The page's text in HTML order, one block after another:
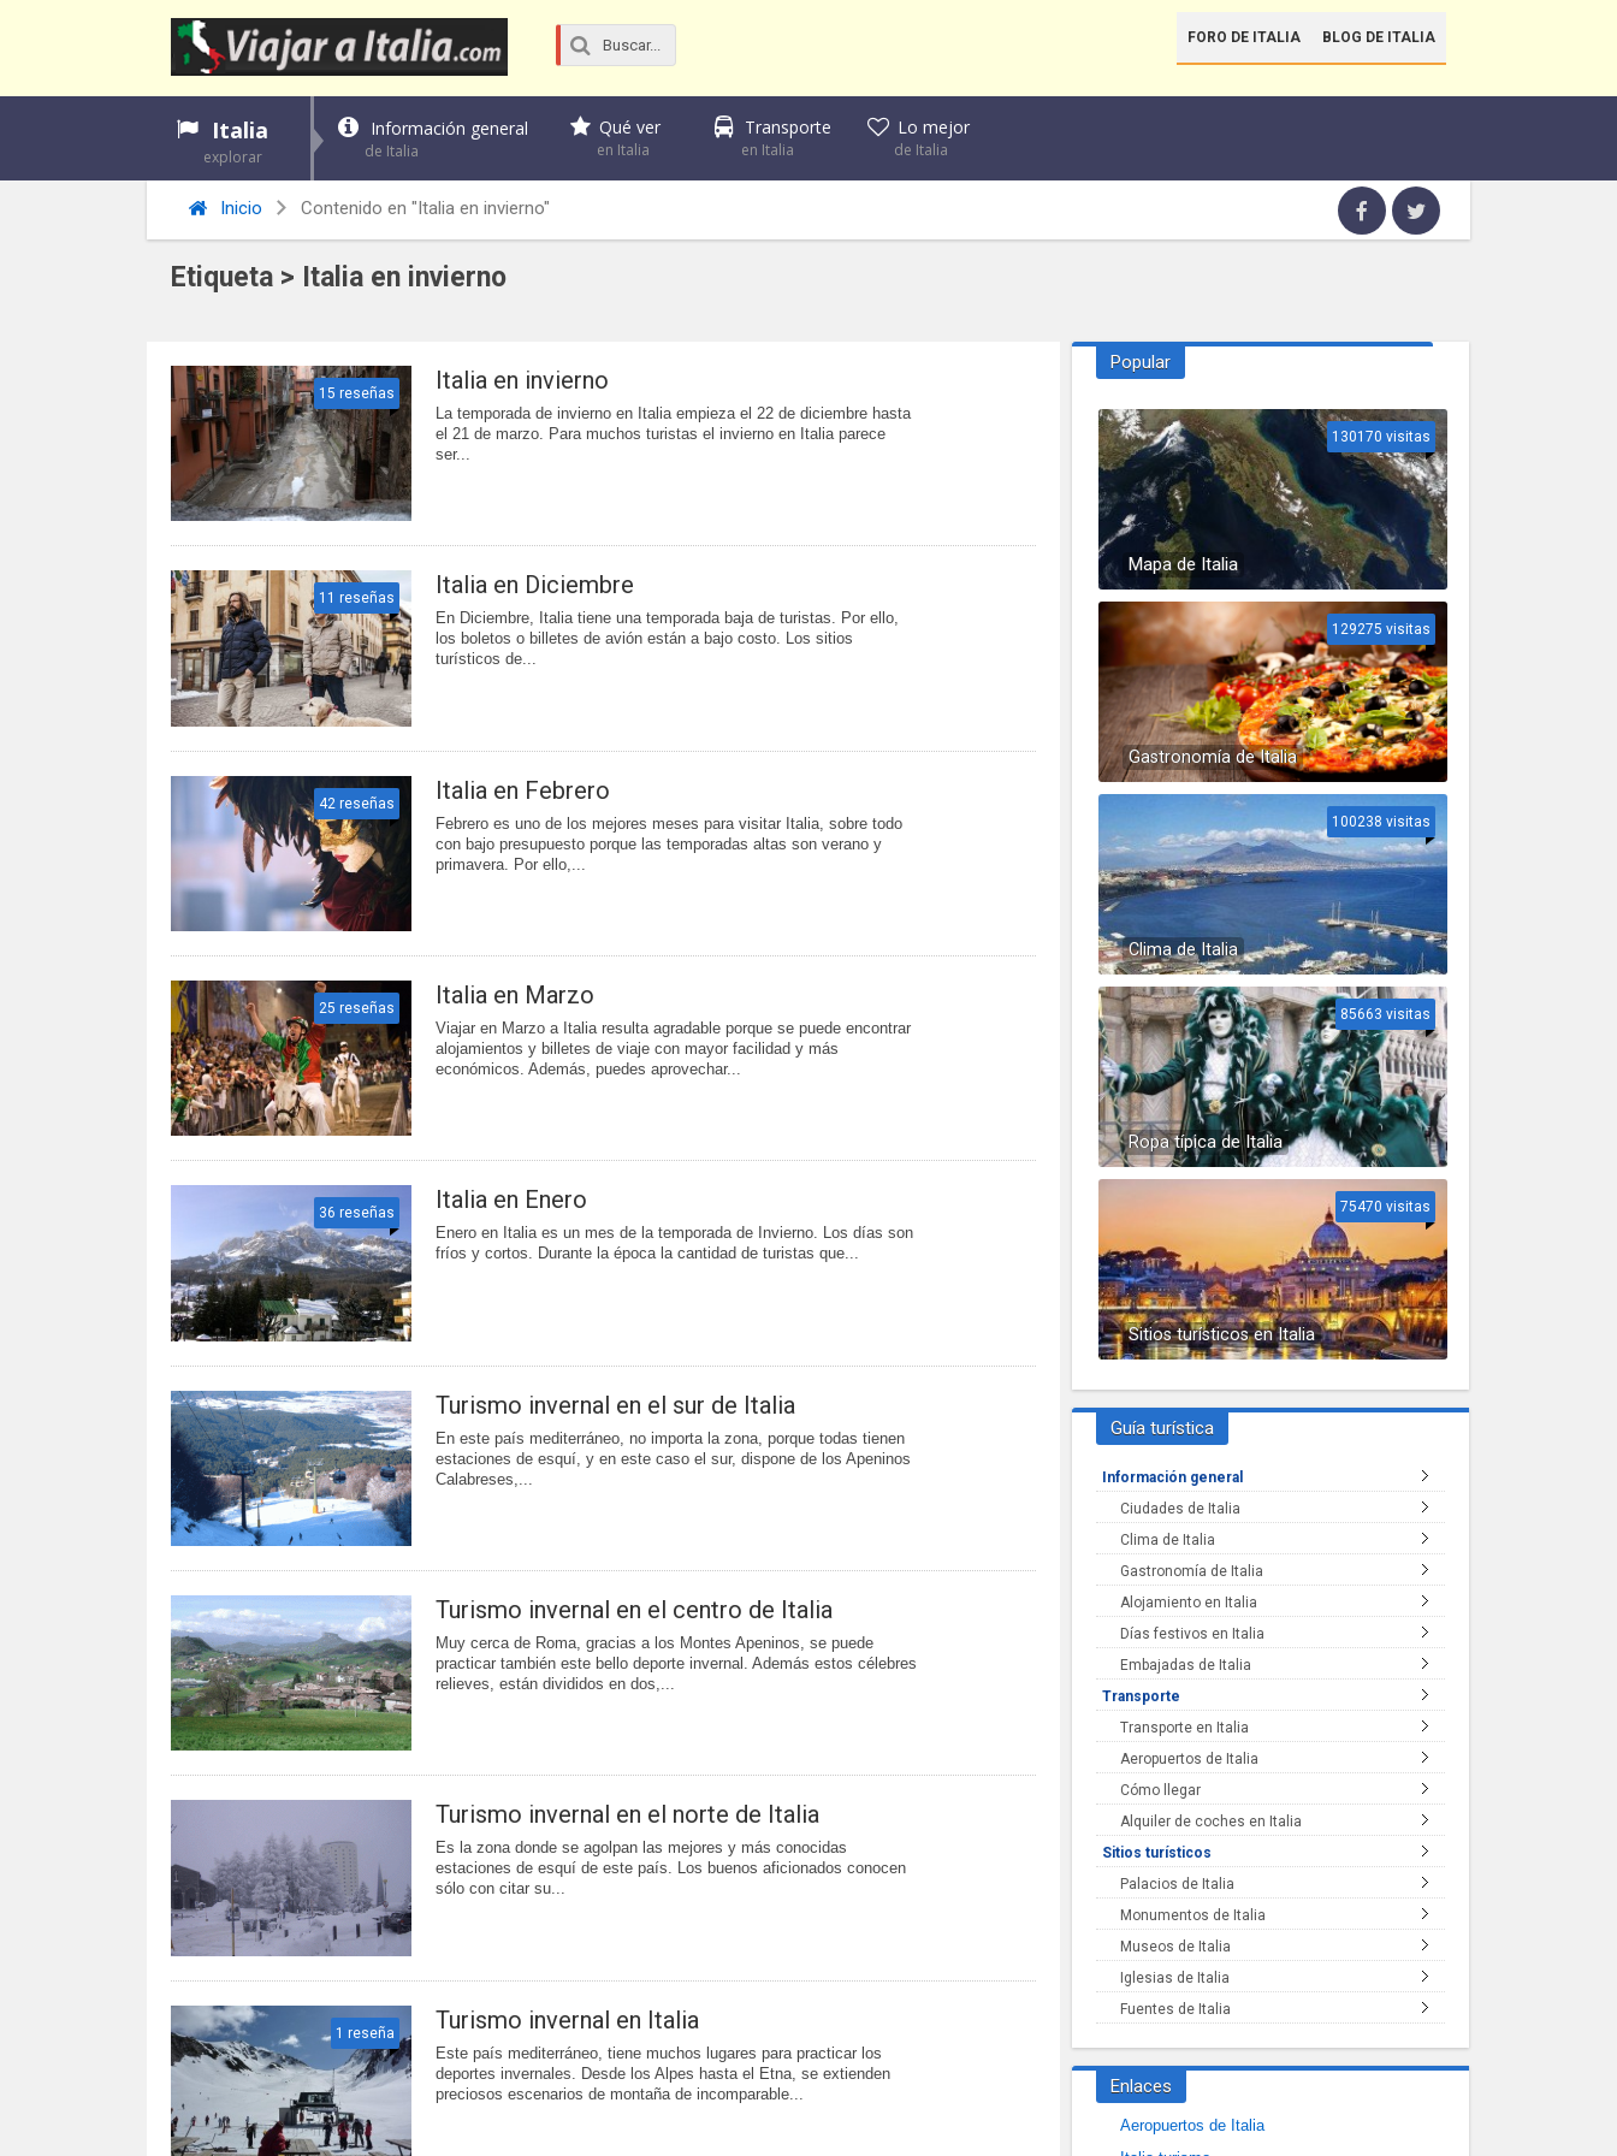
FORO DE ITALIA BLOG DE ITALIA
Italia
explorar
Información general
de Italia
Qué ver
en Italia
Transporte
en Italia
Lo mejor
de Italia
Inicio Contenido en "Italia en invierno"
Etiqueta > Italia en invierno
15 reseñas Italia en invierno
La temporada de invierno en Italia empieza el 22 de diciembre hasta
el 21 de marzo. Para muchos turistas el invierno en Italia parece
ser...
11 reseñas Italia en Diciembre
En Diciembre, Italia tiene una temporada baja de turistas. Por ello,
los boletos o billetes de avión están a bajo costo. Los sitios
turísticos de...
42 reseñas Italia en Febrero
Febrero es uno de los mejores meses para visitar Italia, sobre todo
con bajo presupuesto porque las temporadas altas son verano y
primavera. Por ello,...
25 reseñas Italia en Marzo
Viajar en Marzo a Italia resulta agradable porque se puede encontrar
alojamientos y billetes de viaje con mayor facilidad y más
económicos. Además, puedes aprovechar...
36 reseñas Italia en Enero
Enero en Italia es un mes de la temporada de Invierno. Los días son
fríos y cortos. Durante la época la cantidad de turistas que...
Turismo invernal en el sur de Italia
En este país mediterráneo, no importa la zona, porque todas tienen
estaciones de esquí, y en este caso el sur, dispone de los Apeninos
Calabreses,...
Turismo invernal en el centro de Italia
Muy cerca de Roma, gracias a los Montes Apeninos, se puede
practicar también este bello deporte invernal. Además estos célebres
relieves, están divididos en dos,...
Turismo invernal en el norte de Italia
Es la zona donde se agolpan las mejores y más conocidas
estaciones de esquí de este país. Los buenos aficionados conocen
sólo con citar su...
1 reseña Turismo invernal en Italia
Este país mediterráneo, tiene muchos lugares para practicar los
deportes invernales. Desde los Alpes hasta el Etna, se extienden
preciosos escenarios de montaña de incomparable...
Popular
Mapa de Italia
130170 visitas
Gastronomía de Italia
129275 visitas
Clima de Italia
100238 visitas
Ropa típica de Italia
85663 visitas
Sitios turísticos en Italia
75470 visitas
Guía turística
Información general
Ciudades de Italia
Clima de Italia
Gastronomía de Italia
Alojamiento en Italia
Días festivos en Italia
Embajadas de Italia
Transporte
Transporte en Italia
Aeropuertos de Italia
Cómo llegar
Alquiler de coches en Italia
Sitios turísticos
Palacios de Italia
Monumentos de Italia
Museos de Italia
Iglesias de Italia
Fuentes de Italia
Enlaces
Aeropuertos de Italia